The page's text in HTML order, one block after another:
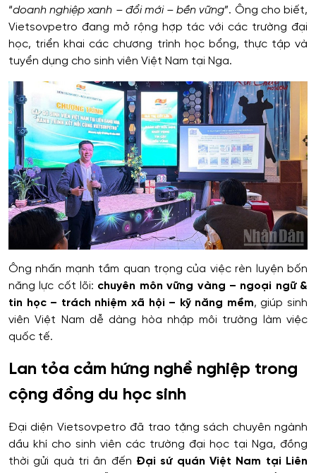
“doanh nghiệp xanh – đổi mới – bền vững”. Ông cho biết,
Vietsovpetro đang mở rộng hợp tác với các trường đại
học, triển khai các chương trình học bổng, thực tập và
tuyển dụng cho sinh viên Việt Nam tại Nga.
Ông nhấn mạnh tầm quan trọng của việc rèn luyện bốn
năng lực cốt lõi: chuyên môn vững vàng – ngoại ngữ &
tin học – trách nhiệm xã hội – kỹ năng mềm, giúp sinh
viên Việt Nam dễ dàng hòa nhập môi trường làm việc
quốc tế.
Lan tỏa cảm hứng nghề nghiệp trong
cộng đồng du học sinh
Đại diện Vietsovpetro đã trao tặng sách chuyên ngành
dầu khí cho sinh viên các trường đại học tại Nga, đồng
thời gửi quà tri ân đến Đại sứ quán Việt Nam tại Liên